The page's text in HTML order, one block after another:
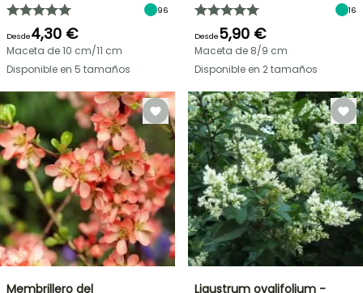
96
Desde4,30 €
Maceta de 10 cm/11 cm
Disponible en 5 tamaños
16
Desde5,90 €
Maceta de 8/9 cm
Disponible en 2 tamaños
Membrillero del
Ligustrum ovalifolium -